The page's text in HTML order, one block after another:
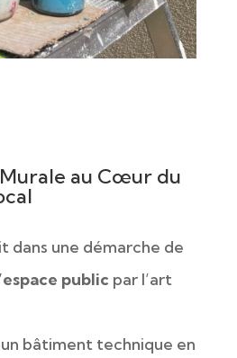
au Cœur du
dans une démarche de
public par l’art
bâtiment technique en